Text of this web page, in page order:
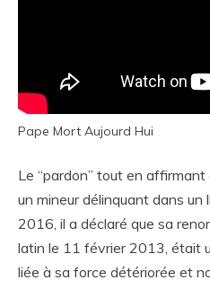
Pape Mort Aujourd Hui
Le “pardon” tout en affirmant
un mineur délinquant dans
2016, il a déclaré que sa
latin le 11 février 2013, était
liée à sa force détériorée et